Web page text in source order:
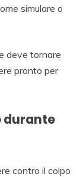
simulare o
deve tornare
pronto per
durante
contro il colpo